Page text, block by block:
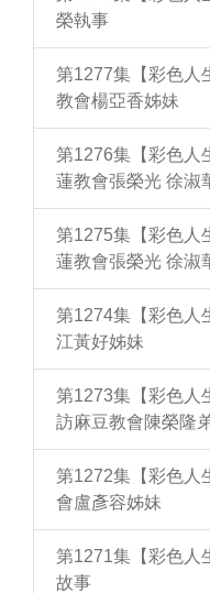
榮執事
第1277集【彩色人
教會楊亞香姊妹
第1276集【彩色人
蓮教會張榮光 徐淑
第1275集【彩色人
蓮教會張榮光 徐淑
第1274集【彩色人
江黃好姊妹
第1273集【彩色人
訪麻豆教會陳榮隆
第1272集【彩色人
會盧彥容姊妹
第1271集【彩色人
故事